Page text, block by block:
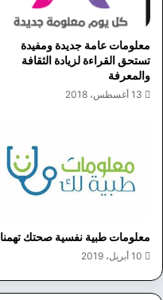
معلومات عامة جديدة ومفيدة
تستحق القراءة لزيادة الثقافة
والمعرفة
13 أغسطس، 2018
معلومات طبية نفسية صحتك تهمنا
10 أبريل، 2019